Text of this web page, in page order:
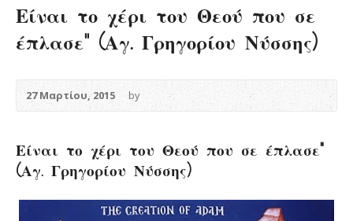
Είναι το χέρι του Θεού που σε
έπλασε” (Αγ. Γρηγορίου Νύσσης)
27 Μαρτίου, 2015 by
Είναι το χέρι του Θεού που σε έπλασε”
(Αγ. Γρηγορίου Νύσσης)